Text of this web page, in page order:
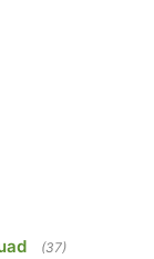
(37)